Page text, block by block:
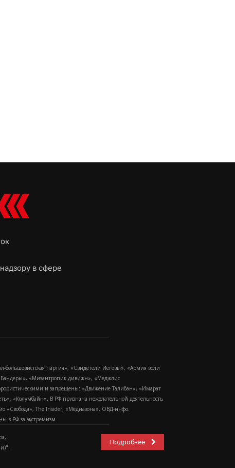
в сфере
партия», «Свидетели Иеговы», «Армия воли
«Мизантропик дивижн», «Меджлис
и запрещены: «Движение Талибан», «Имарат
«Колумбайн». В РФ признана нежелательной деятельность
«Свобода», The Insider, «Медиазона», ОВД-инфо.
в РФ за экстремизм.
Подробнее